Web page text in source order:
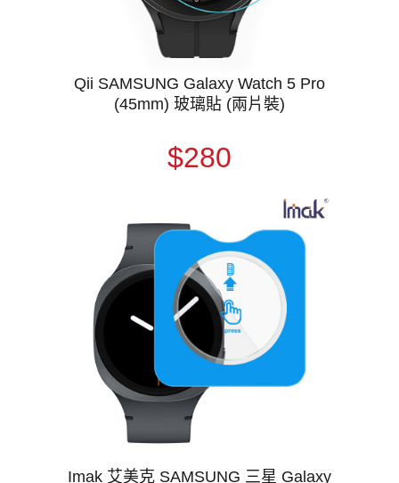
Qii SAMSUNG Galaxy Watch 5 Pro
(45mm) 玻璃貼 (兩片裝)
$280
Imak 艾美克 SAMSUNG 三星 Galaxy